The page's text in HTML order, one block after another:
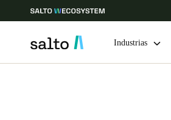
Industrias